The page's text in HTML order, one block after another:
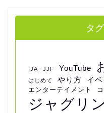
タ
IJA JJF YouTube
はじめて
やり方 イベ
エンターテイメント
ジャグリ